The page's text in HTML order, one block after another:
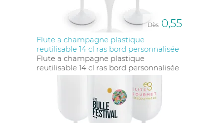
Dès 0,55
Flute a champagne plastique
reutilisable 14 cl ras bord personnalisée
Flute a champagne plastique
reutilisable 14 cl ras bord personnalisée